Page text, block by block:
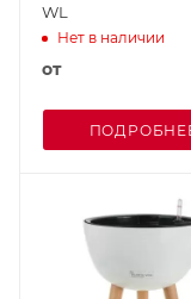
WL
Нет в наличии
от